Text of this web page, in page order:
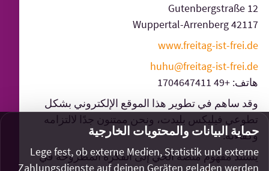
Gutenbergstraße 12
42117 Wuppertal-Arrenberg
www.freitag-ist-frei.de
huhu@freitag-ist-frei.de
هاتف: +49 1704647411
وقد ساهم في تطوير هذا الموقع الإلكتروني بشكل
تطوعي فيليكس بليدت، ونحن ممتنون جدًا لالتزامه
وكفاءته.
يستند مفهوم منصة الحي إلى الفكرة المطروحة في
حماية البيانات والمحتويات الخارجية
Lege fest, ob externe Medien, Statistik und externe
Zahlungsdienste auf deinen Geräten geladen werden